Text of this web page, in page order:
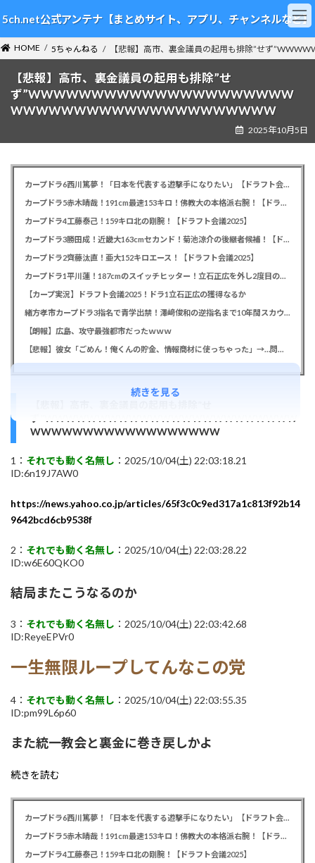
ン
テ
ン
ツ
ビ
ゲ
ー
シ
5ch.net公式アンテナ【まとめサイト、アプリ、チャンネルなど】
HOME 5ちゃんねる 【悲報】高市、裏金議員の起用も排除”せず
【悲報】高市、裏金議員の起用も排除”せ
ず”WWWWWWWWWWWWWWWWWWWWW
WWWWWWWWWWWWWWWWWWWWW
2025年10月5日
カープドラ6西川篤夢！「日本を代表する遊撃手になりたい」【ドラフト会議2025】
カープドラ5赤木晴哉！191cm最速153キロ！佛教大の本格派右腕！【ドラフト会議2025】
カープドラ4工藤泰己！159キロ北の剛腕！【ドラフト会議2025】
カープドラ3勝田成！近畿大163cmセカンド！菊池涼介の後継者候補！【ドラフト会議2025】
カープドラ2齊藤汰直！亜大152キロエース！【ドラフト会議2025】
カープドラ1平川蓮！187cmのスイッチヒッター！立石正広を外し2度目の重複も新井監督がクジを引き当てる！【ドラフト会議2025】
【カープ実況】ドラフト会議2025！ドラ1立石正広の獲得なるか
緒方孝市カープドラ3指名で青学出禁！澤﨑俊和の逆指名まで10年間スカウト出禁
【朗報】広島、攻守最強都市だったｗｗｗ
【悲報】彼女「ごめん！俺くんの貯金、情報商材に使っちゃった」→…問い詰めたらギャン泣きされたんだが俺が悪いのか？
ず”WWWWWWWWWWWWWWWWWWWWWWWW
WWWWWWWWWWWWWWWWWW
1： それでも動く名無し ：2025/10/04(土) 22:03:18.21
ID:6n19J7AW0
https://news.yahoo.co.jp/articles/65f3c0c9ed317a1c813f92b14
9642bcd6cb9538f
2： それでも動く名無し ：2025/10/04(土) 22:03:28.22
ID:w6E60QKO0
結局またこうなるのか
3： それでも動く名無し ：2025/10/04(土) 22:03:42.68
ID:ReyeEPVr0
一生無限ループしてんなこの党
4： それでも動く名無し ：2025/10/04(土) 22:03:55.35
ID:pm99L6p60
また統一教会と裏金に巻き戻しかよ
続きを読む
続きを見る
カープドラ6西川篤夢！「日本を代表する遊撃手になりたい」【ドラフト会議2025】
カープドラ5赤木晴哉！191cm最速153キロ！佛教大の本格派右腕！【ドラフト会議2025】
カープドラ4工藤泰己！159キロ北の剛腕！【ドラフト会議2025】